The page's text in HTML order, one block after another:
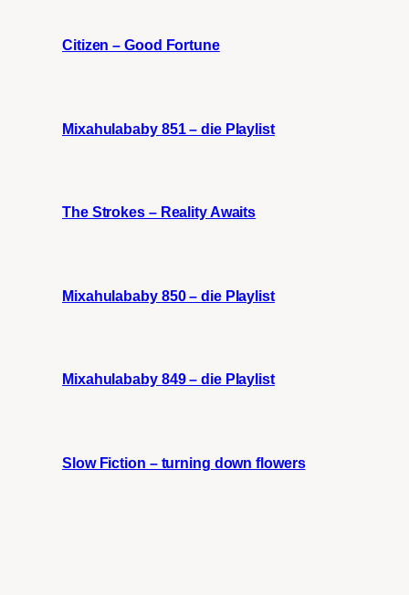
Citizen – Good Fortune
Mixahulababy 851 – die Playlist
The Strokes – Reality Awaits
Mixahulababy 850 – die Playlist
Mixahulababy 849 – die Playlist
Slow Fiction – turning down flowers